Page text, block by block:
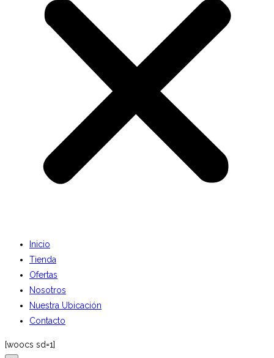
Inicio
Tienda
Ofertas
Nosotros
Nuestra Ubicación
Contacto
[woocs sd=1]